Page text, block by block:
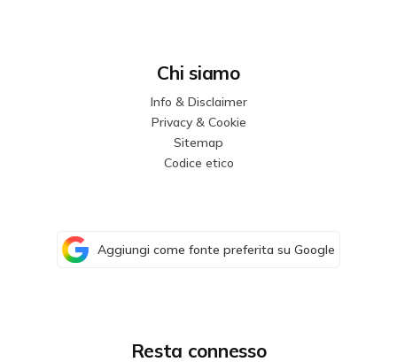
Chi siamo
Info & Disclaimer
Privacy & Cookie
Sitemap
Codice etico
Aggiungi come fonte preferita su Google
Resta connesso